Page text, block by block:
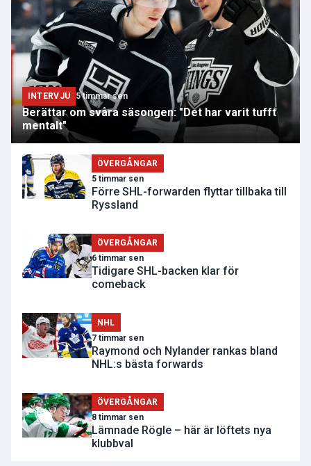
INTERVJU 5 timmar sen
Berättar om svåra säsongen: "Det har varit tufft
mentalt"
ÖVERGÅNGAR
5 timmar sen
Förre SHL-forwarden flyttar tillbaka till
Ryssland
ÖVERGÅNGAR
6 timmar sen
Tidigare SHL-backen klar för
comeback
NHL
7 timmar sen
Raymond och Nylander rankas bland
NHL:s bästa forwards
ÖVERGÅNGAR
8 timmar sen
Lämnade Rögle – här är löftets nya
klubbval